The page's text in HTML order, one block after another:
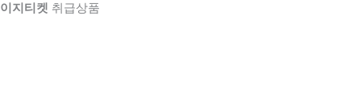
이지티켓 취급상품